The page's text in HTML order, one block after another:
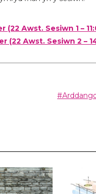
Awst. Sesiwn 1 –
(22 Awst. Sesiwn 2 –